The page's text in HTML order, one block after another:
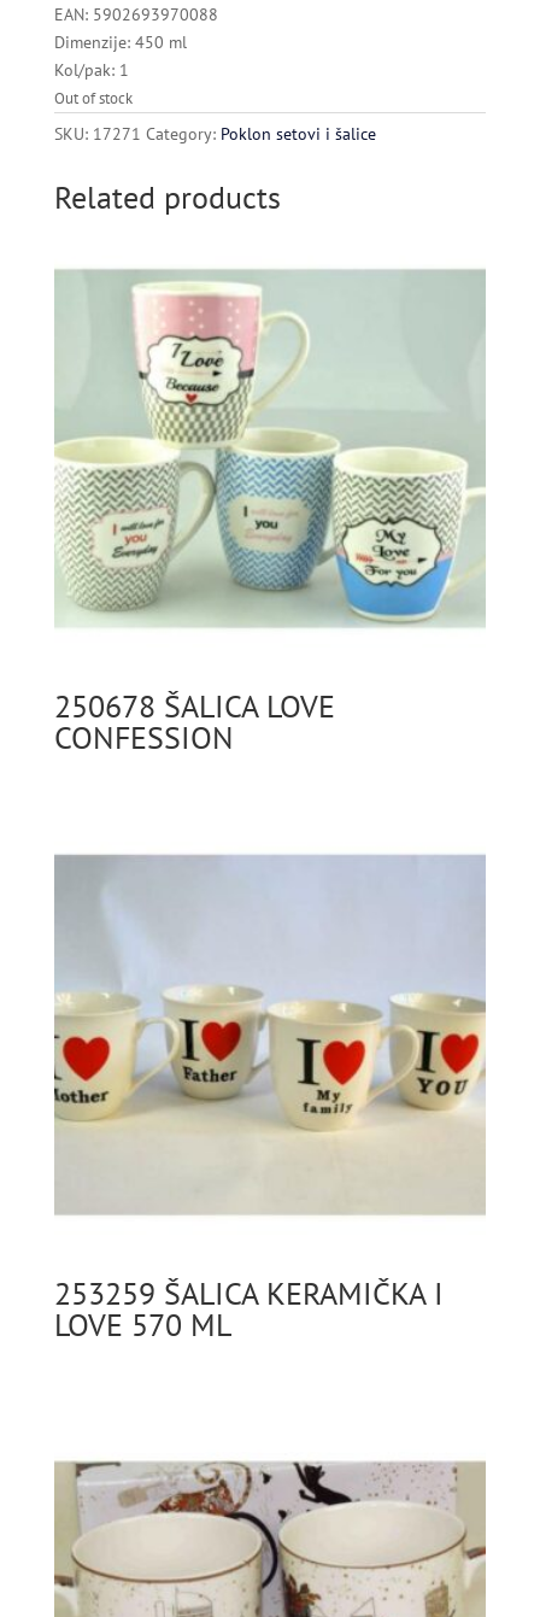
EAN: 5902693970088
Dimenzije: 450 ml
Kol/pak: 1
Out of stock
SKU: 17271 Category: Poklon setovi i šalice
Related products
250678 ŠALICA LOVE
CONFESSION
253259 ŠALICA KERAMIČKA I
LOVE 570 ML